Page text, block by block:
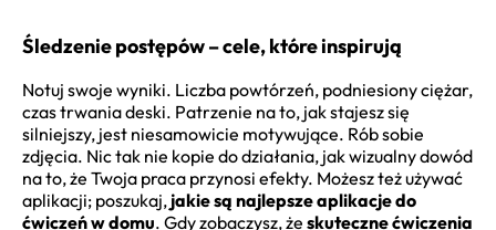
Śledzenie postępów – cele, które inspirują
Notuj swoje wyniki. Liczba powtórzeń, podniesiony ciężar,
czas trwania deski. Patrzenie na to, jak stajesz się
silniejszy, jest niesamowicie motywujące. Rób sobie
zdjęcia. Nic tak nie kopie do działania, jak wizualny dowód
na to, że Twoja praca przynosi efekty. Możesz też używać
aplikacji; poszukaj, jakie są najlepsze aplikacje do
ćwiczeń w domu. Gdy zobaczysz, że skuteczne ćwiczenia